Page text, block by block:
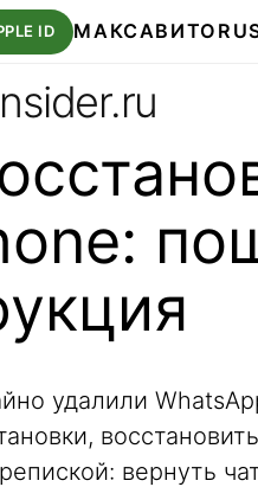
ID МАКСАВИТО
удалили
вернуть